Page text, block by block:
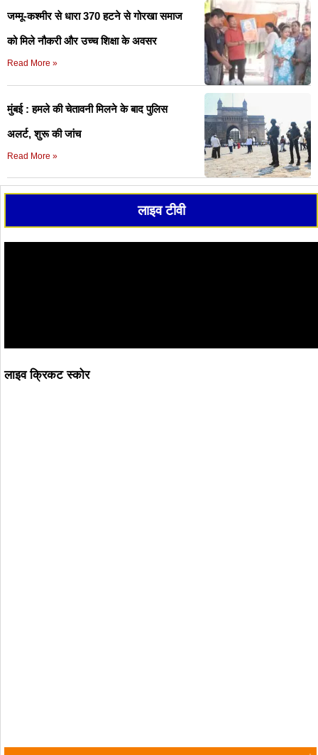
जम्मू-कश्मीर से धारा 370 हटने से गोरखा समाज
को मिले नौकरी और उच्च शिक्षा के अवसर
Read More »
मुंबई : हमले की चेतावनी मिलने के बाद पुलिस
अलर्ट, शुरू की जांच
Read More »
लाइव टीवी
लाइव क्रिकट स्कोर